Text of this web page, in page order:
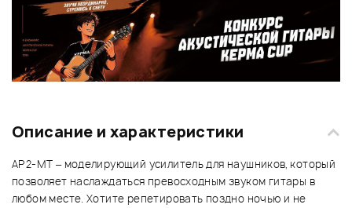
Описание и характеристики
AP2-MT – моделирующий усилитель для наушников, который
позволяет наслаждаться превосходным звуком гитары в
любом месте. Хотите репетировать поздно ночью и не